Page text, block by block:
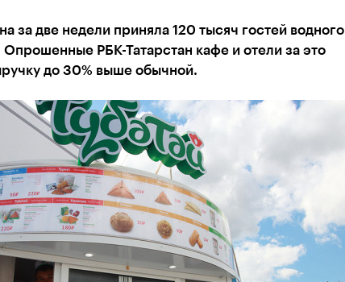
за две недели приняла 120 тысяч гостей водного
РБК-Татарстан кафе и отели за это
до 30% выше обычной.